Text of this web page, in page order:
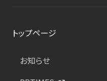
トップページ
お知らせ